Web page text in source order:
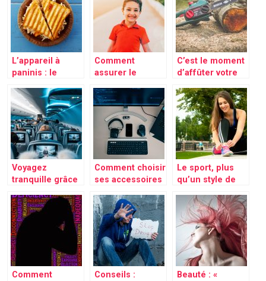
L’appareil à
paninis : le
indispensable
pour réaliser
des plats
rapidement
Comment
assurer le
confort à nos
enfants ?
C’est le moment
d’affûter votre
Voyagez
tranquille grâce
voyage
Comment choisir
ses accessoires
du web ?
Le sport, plus
qu’un style de
contre le mal
être
Comment
Conseils :
Beauté : «